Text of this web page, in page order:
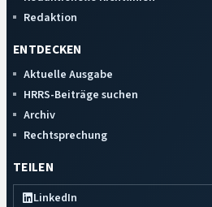
Redaktion
ENTDECKEN
Aktuelle Ausgabe
HRRS-Beiträge suchen
Archiv
Rechtsprechung
TEILEN
LinkedIn